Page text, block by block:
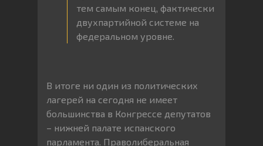
тем самым конец, фактически
двухпартийной системе на
федеральном уровне.
В итоге ни один из политических
лагерей на сегодня не имеет
большинства в Конгрессе депутатов
– нижней палате испанского
парламента. Праволиберальная